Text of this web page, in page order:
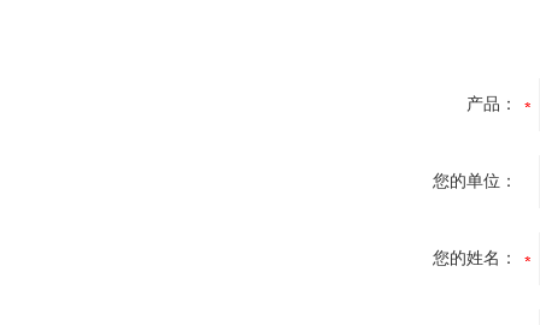
产品：
您的单位：
您的姓名：